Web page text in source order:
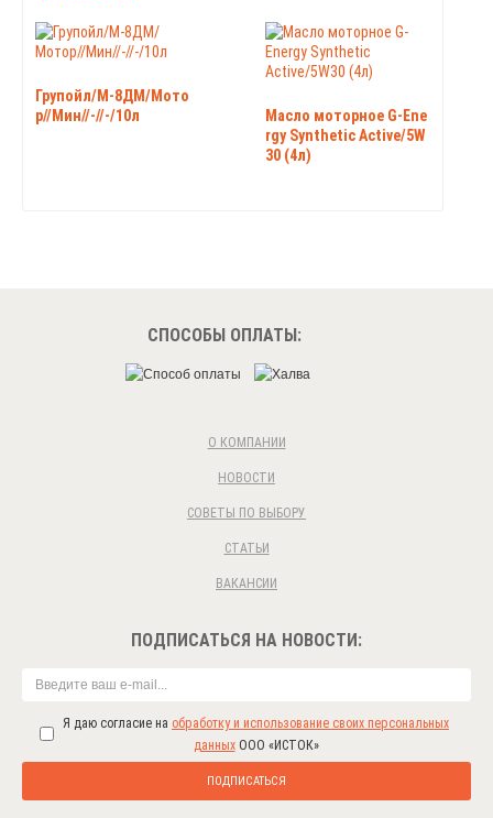
Групойл/М-8ДМ/Мото
р//Мин//-//-/10л
Масло моторное G-Ene
rgy Synthetic Active/5W
30 (4л)
СПОСОБЫ ОПЛАТЫ:
О КОМПАНИИ
НОВОСТИ
СОВЕТЫ ПО ВЫБОРУ
СТАТЬИ
ВАКАНСИИ
ПОДПИСАТЬСЯ НА НОВОСТИ:
Я даю согласие на обработку и использование своих персональных
данныхООО «ИСТОК»
ПОДПИСАТЬСЯ